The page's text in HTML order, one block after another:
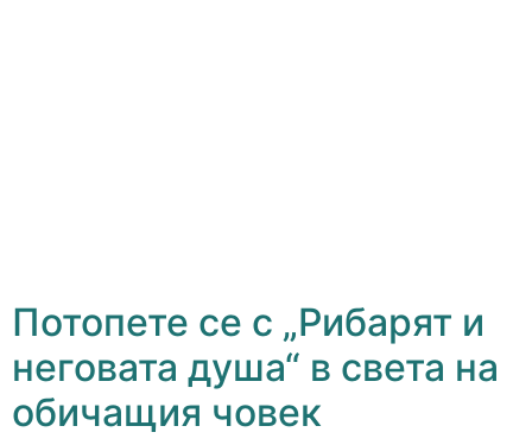
Потопете се с „Рибарят и
неговата душа“ в света на
обичащия човек